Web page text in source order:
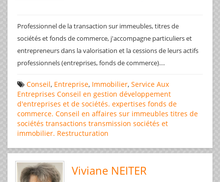
Professionnel de la transaction sur immeubles, titres de
sociétés et fonds de commerce, j'accompagne particuliers et
entrepreneurs dans la valorisation et la cessions de leurs actifs
professionnels (entreprises, fonds de commerce)...
Conseil, Entreprise, Immobilier, Service Aux
Entreprises Conseil en gestion développement
d'entreprises et de sociétés. expertises fonds de
commerce. Conseil en affaires sur immeubles titres de
sociétés transactions transmission sociétés et
immobilier. Restructuration
Viviane NEITER